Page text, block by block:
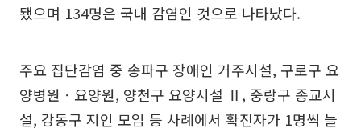
됐으며 134명은 국내 감염인 것으로 나타났다.
주요 집단감염 중 송파구 장애인 거주시설, 구로구 요
양병원ㆍ요양원, 양천구 요양시설 Ⅱ, 중랑구 종교시
설, 강동구 지인 모임 등 사례에서 확진자가 1명씩 늘